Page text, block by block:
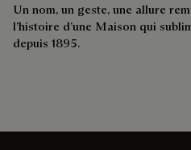
Un nom, un geste, une allure
l’histoire d’une Maison qui
depuis 1895.